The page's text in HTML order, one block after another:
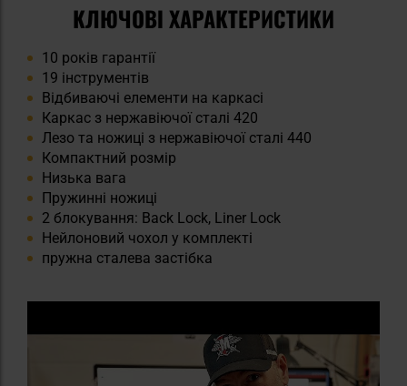
КЛЮЧОВІ ХАРАКТЕРИСТИКИ
10 років гарантії
19 інструментів
Відбиваючі елементи на каркасі
Каркас з нержавіючої сталі 420
Лезо та ножиці з нержавіючої сталі 440
Компактний розмір
Низька вага
Пружинні ножиці
2 блокування: Back Lock, Liner Lock
Нейлоновий чохол у комплекті
пружна сталева застібка